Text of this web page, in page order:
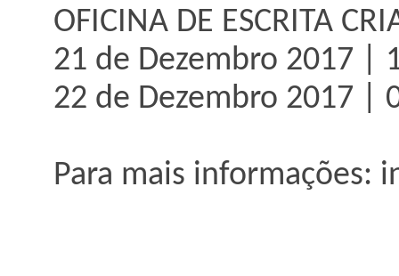
OFICINA DE ESCRITA
21 de Dezembro 2017 |
22 de Dezembro 2017 |
Para mais informações: